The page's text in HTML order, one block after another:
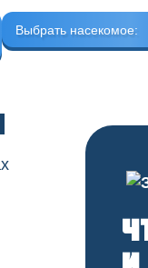
Выбрать насекомое: